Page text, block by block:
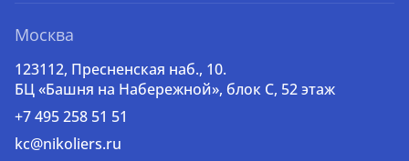
Москва
123112, Пресненская наб., 10.
БЦ «Башня на Набережной», блок С, 52 этаж
+7 495 258 51 51
kc@nikoliers.ru